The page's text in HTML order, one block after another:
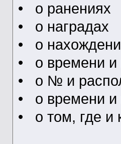
• о ранениях
• о наградах
• о
• о времени и
• о № и
• о времени и
• о том, где и